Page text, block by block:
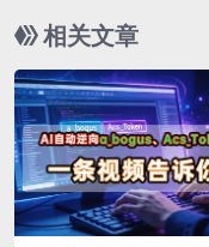
相关文章